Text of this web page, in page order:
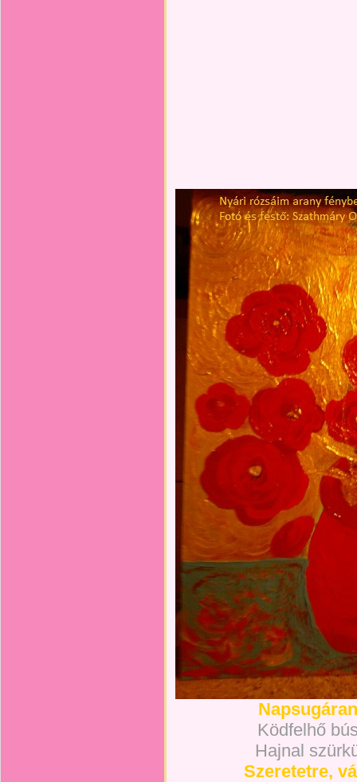
Ködfelhő
Hajnal
Szeretetre,